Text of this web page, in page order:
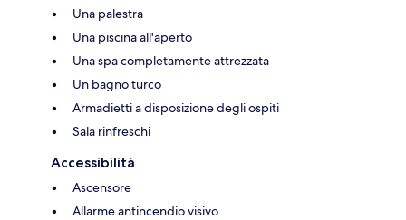
Una palestra
Una piscina all'aperto
Una spa completamente attrezzata
Un bagno turco
Armadietti a disposizione degli ospiti
Sala rinfreschi
Accessibilità
Ascensore
Allarme antincendio visivo